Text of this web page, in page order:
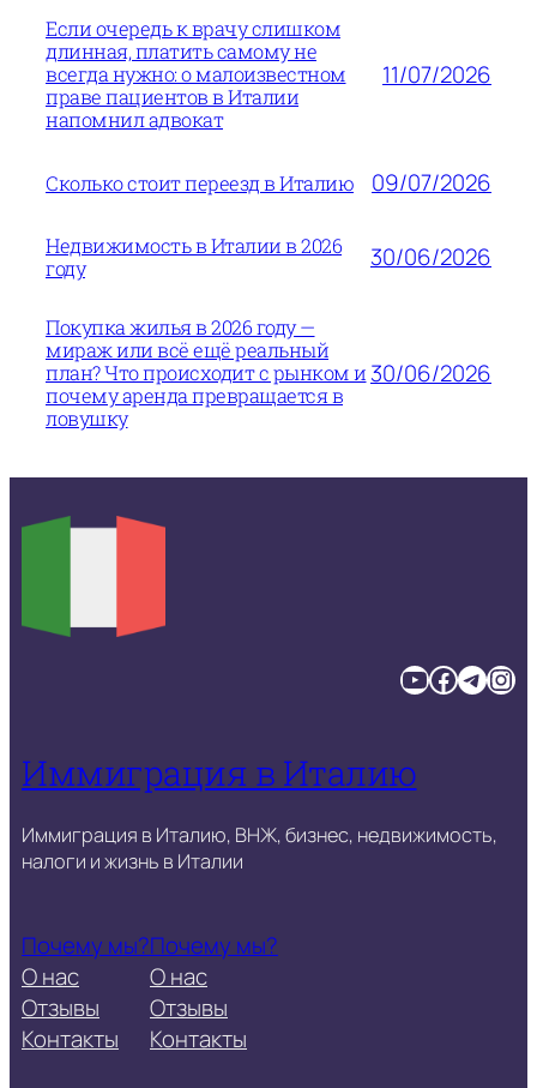
Если очередь к врачу слишком
длинная, платить самому не
всегда нужно: о малоизвестном
праве пациентов в Италии
напомнил адвокат
11/07/2026
Сколько стоит переезд в Италию 09/07/2026
Недвижимость в Италии в 2026
году
30/06/2026
Покупка жилья в 2026 году —
мираж или всё ещё реальный
план? Что происходит с рынком и
почему аренда превращается в
ловушку
30/06/2026
YouTube Facebook TelegramInstagram
Иммиграция в Италию
Иммиграция в Италию, ВНЖ, бизнес, недвижимость,
налоги и жизнь в Италии
Почему мы?
О нас
Отзывы
Контакты
Почему мы?
О нас
Отзывы
Контакты